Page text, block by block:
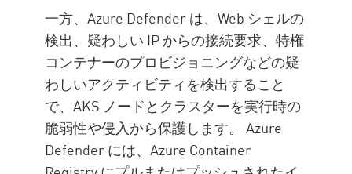
一方、Azure Defender は、Web シェルの
検出、疑わしい IP からの接続要求、特権
コンテナーのプロビジョニングなどの疑
わしいアクティビティを検出すること
で、AKS ノードとクラスターを実行時の
脆弱性や侵入から保護します。 Azure
Defender には、Azure Container